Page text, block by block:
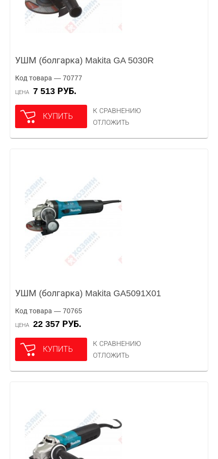
УШМ (болгарка) Makita GA 5030R
Код товара — 70777
ЦЕНА 7 513 РУБ.
КУПИТЬ
К СРАВНЕНИЮ
ОТЛОЖИТЬ
УШМ (болгарка) Makita GA5091X01
Код товара — 70765
ЦЕНА 22 357 РУБ.
КУПИТЬ
К СРАВНЕНИЮ
ОТЛОЖИТЬ